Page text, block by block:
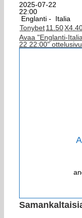
2025-07-22
22:00
Englanti -
Italia
Tonybet11.50X
Avaa "Englanti-
22 22:00" ottelusivu